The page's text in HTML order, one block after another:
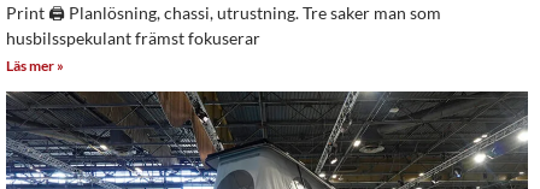
Print 🖨 Planlösning, chassi, utrustning. Tre saker man som
husbilsspekulant främst fokuserar
Läs mer »